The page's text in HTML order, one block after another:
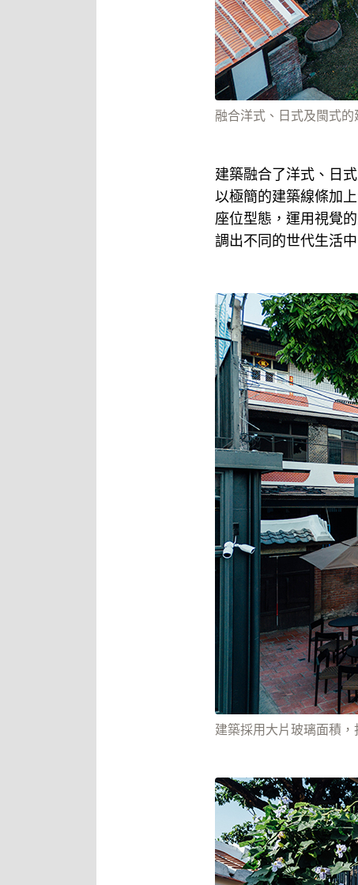
融合洋式、日式及閩式的
建築融合了洋式、日
以極簡的建築線條加
座位型態，運用視覺
調出不同的世代生活
建築採用大片玻璃面積，